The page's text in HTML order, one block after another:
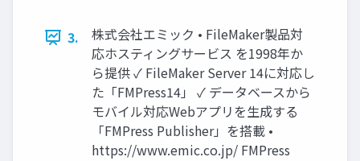
3.
株式会社エミック • FileMaker製品対
応ホスティングサービス を1998年か
ら提供 ✓ FileMaker Server 14に対応し
た「FMPress14」 ✓ データベースから
モバイル対応Webアプリを生成する
「FMPress Publisher」を搭載 •
https://www.emic.co.jp/ FMPress